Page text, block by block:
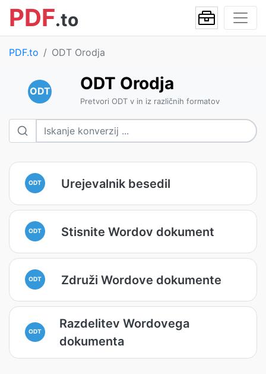
PDF.to
PDF.to ODT Orodja
ODT ODT Orodja
Pretvori ODT v in iz različnih formatov
ODT Urejevalnik besedil
ODT Stisnite Wordov dokument
ODT Združi Wordove dokumente
ODT
Razdelitev Wordovega
dokumenta